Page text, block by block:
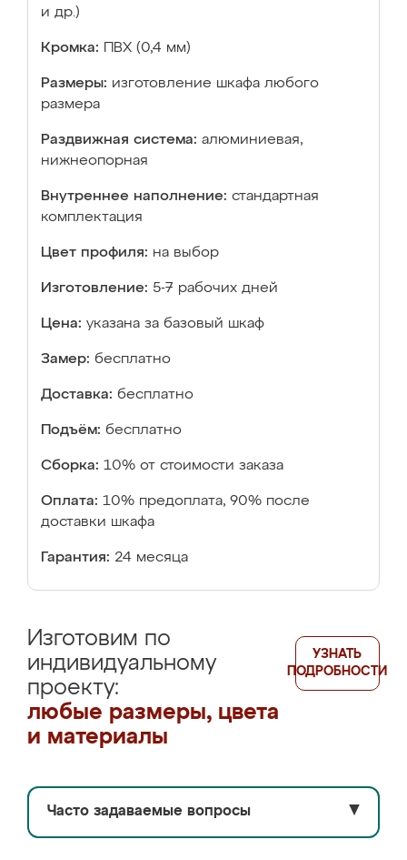
и др.)
Кромка: ПВХ (0,4 мм)
Размеры: изготовление шкафа любого
размера
Раздвижная система: алюминиевая,
нижнеопорная
Внутреннее наполнение: стандартная
комплектация
Цвет профиля: на выбор
Изготовление: 5-7 рабочих дней
Цена: указана за базовый шкаф
Замер: бесплатно
Доставка: бесплатно
Подъём: бесплатно
Сборка: 10% от стоимости заказа
Оплата: 10% предоплата, 90% после
доставки шкафа
Гарантия: 24 месяца
Изготовим по
индивидуальному
проекту:
любые размеры, цвета
и материалы
УЗНАТЬ
ПОДРОБНОСТИ
Часто задаваемые вопросы ▼